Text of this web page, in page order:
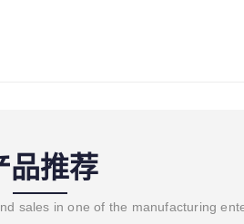
品推荐
sales in one of the manufacturing